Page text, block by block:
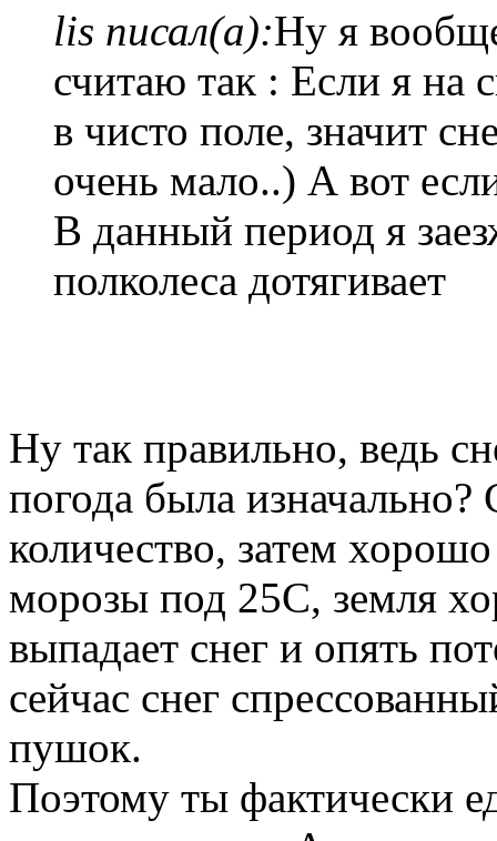
lis писал(а):Ну я
считаю так : Если я на
в чисто поле, значит
очень мало..) А вот
В данный период я
полколеса дотягивает
Ну так правильно, ведь
погода была
количество, затем
морозы под 25С, земля
выпадает снег и опять
сейчас снег
пушок.
Поэтому ты фактически